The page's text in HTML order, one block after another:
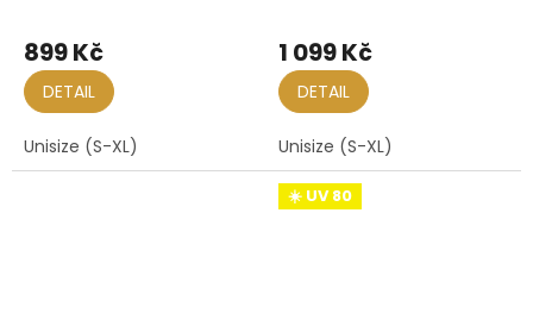
899 Kč
DETAIL
Unisize (S-XL)
1 099 Kč
DETAIL
Unisize (S-XL)
☀️ UV 80